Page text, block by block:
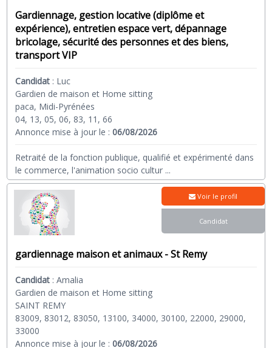
Gardiennage, gestion locative (diplôme et
expérience), entretien espace vert, dépannage
bricolage, sécurité des personnes et des biens,
transport VIP
Candidat : Luc
Gardien de maison et Home sitting
paca, Midi-Pyrénées
04, 13, 05, 06, 83, 11, 66
Annonce mise à jour le :06/08/2026
Retraité de la fonction publique, qualifié et expérimenté dans
le commerce, l'animation socio cultur ...
gardiennage maison et animaux - St Remy
Candidat :Amalia
Gardien de maison et Home sitting
SAINT REMY
83009, 83012, 83050, 13100, 34000, 30100, 22000, 29000,
33000
Annonce mise à jour le :06/08/2026
Voir le profil
Candidat